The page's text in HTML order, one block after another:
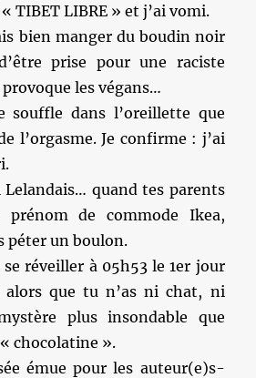
TIBET LIBRE » et j’ai vomi.
bien manger du boudin noir
prise pour une raciste
les végans…
souffle dans l’oreillette que
l’orgasme. Je confirme : j’ai
quand tes parents
de commode Ikea,
péter un boulon.
réveiller à 05h53 le 1er jour
alors que tu n’as ni chat, ni
plus insondable que
chocolatine ».
émue pour les auteur(e)s-